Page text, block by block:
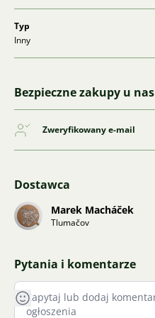
Typ
Inny
Bezpieczne zakupy u nas
Zweryfikowany e-mail
Dostawca
Marek Macháček
Tlumačov
Pytania i komentarze